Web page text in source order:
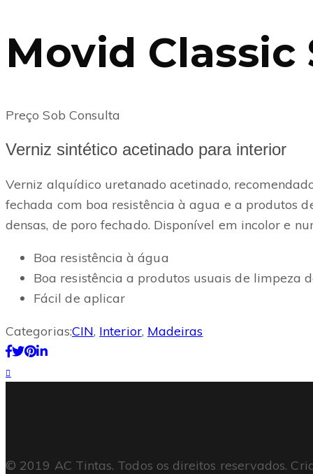
Movid Classic
Preço Sob Consulta
Verniz sintético acetinado para interior
Verniz alquídico uretanado acetinado,
fechada com boa resistência à agua e a produtos
densas, de poro fechado. Disponível em incolor e
Boa resistência à água
Boa resistência a produtos usuais de limpeza
Fácil de aplicar
Categorias:CIN, Interior, Madeiras
© 2019 AC Tintas. Todos os direitos reservados.